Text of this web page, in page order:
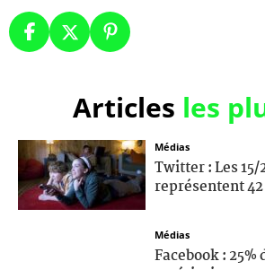
Articles les
Médias
Twitter : Les 15/
représentent 42
Médias
Facebook :